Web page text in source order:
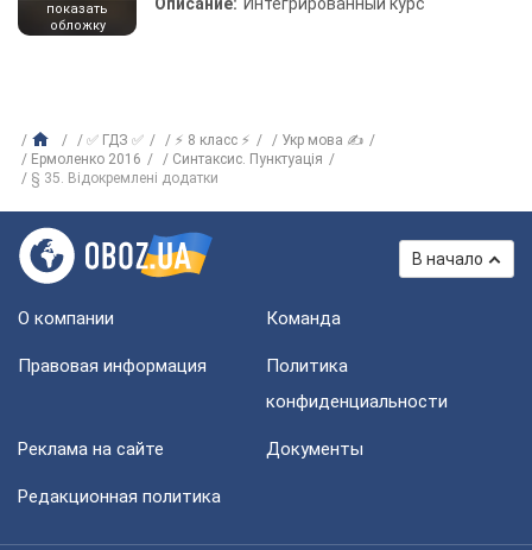
показать
обложку
✅ ГДЗ ✅ ⚡ 8 класс ⚡
Укр мова ✍
Ермоленко 2016
Синтаксис. Пунктуація
§ 35. Відокремлені додатки
В начало
О компании Команда
Правовая информация
Политика
конфиденциальности
Реклама на сайте Документы
Редакционная политика